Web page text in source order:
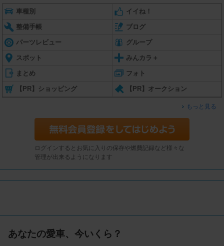
車種別 イイね！
整備手帳 ブログ
パーツレビュー グループ
スポット みんカラ＋
まとめ フォト
【PR】ショッピング 【PR】オークション
もっと見る
ログインするとお気に入りの保存や燃費記録など様々な
管理が出来るようになります
あなたの愛車、今いくら？